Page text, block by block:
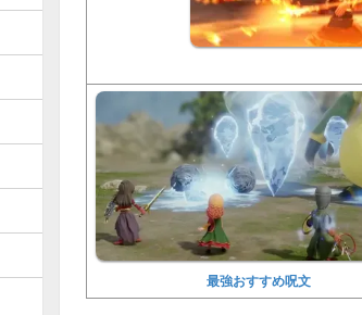
最強おすすめ呪文